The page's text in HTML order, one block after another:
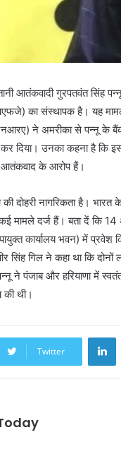
आतंकवादी गुरपतवंत सिंह
का संस्थापक है। यह
ने अमरीका से पन्नू के
दिया। उनका कहना है
के आरोप हैं।
दोहरी नागरिकता है।
मामले दर्ज हैं। बता दें कि 14
कार्यालय भवन) में प्रवेश
सिंह गिल ने कहा था कि
पंजाब और हरियाणा में
थी।
Twitter